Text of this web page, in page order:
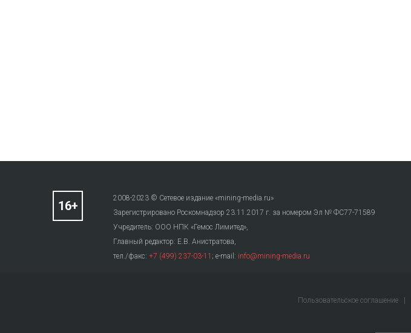
2008-2023 © Сетевое издание «mining-media.ru»
Зарегистрировано Роскомнадзор 23.11.2017 г. за номером Эл № ФС77-71589
Учредитель: ООО НПК «Гемос Лимитед»,
Главный редактор: Е.В. Анистратова,
тел./факс: +7 (499) 237-03-11 ; e-mail: info@mining-media.ru
Пользовательское соглашение